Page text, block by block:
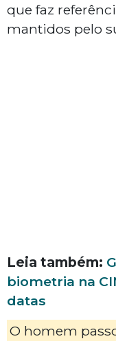
que faz
mantidos pelo
Leia também:
biometria na
datas
O homem